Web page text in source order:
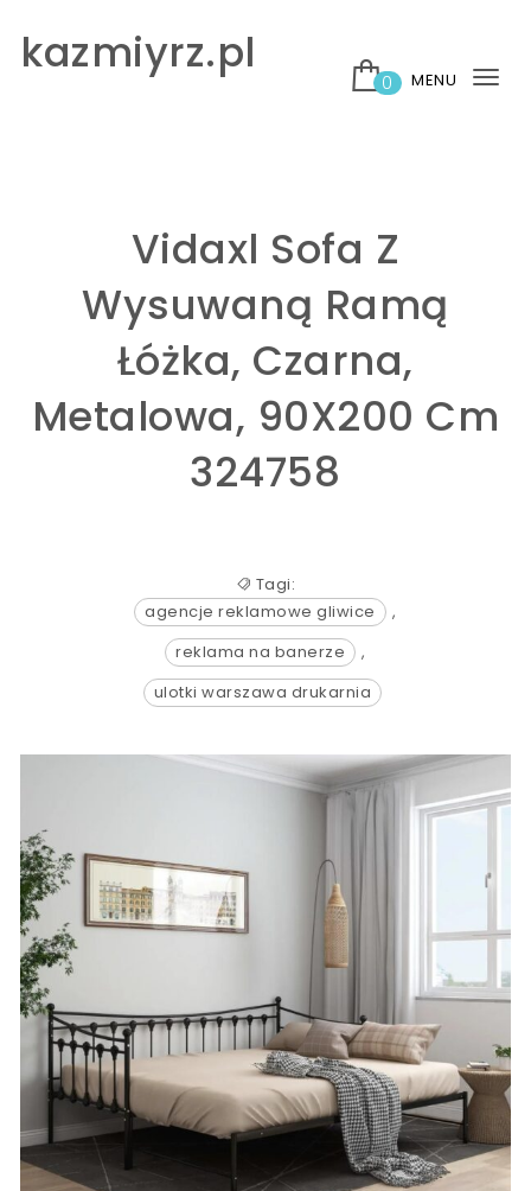
kazmiyrz.pl
0 MENU
Vidaxl Sofa Z
Wysuwaną Ramą
Łóżka, Czarna,
Metalowa, 90X200 Cm
324758
Tagi:
agencje reklamowe gliwice
,
reklama na banerze
,
ulotki warszawa drukarnia